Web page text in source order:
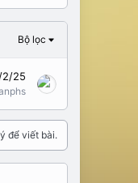
Bộ lọc
2/25
để viết bài.